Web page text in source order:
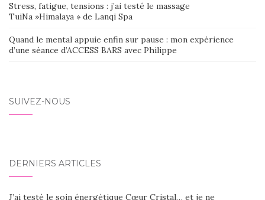
Stress, fatigue, tensions : j’ai testé le massage
TuiNa »Himalaya » de Lanqi Spa
Quand le mental appuie enfin sur pause : mon expérience
d’une séance d’ACCESS BARS avec Philippe
SUIVEZ-NOUS
DERNIERS ARTICLES
J’ai testé le soin énergétique Cœur Cristal… et je ne